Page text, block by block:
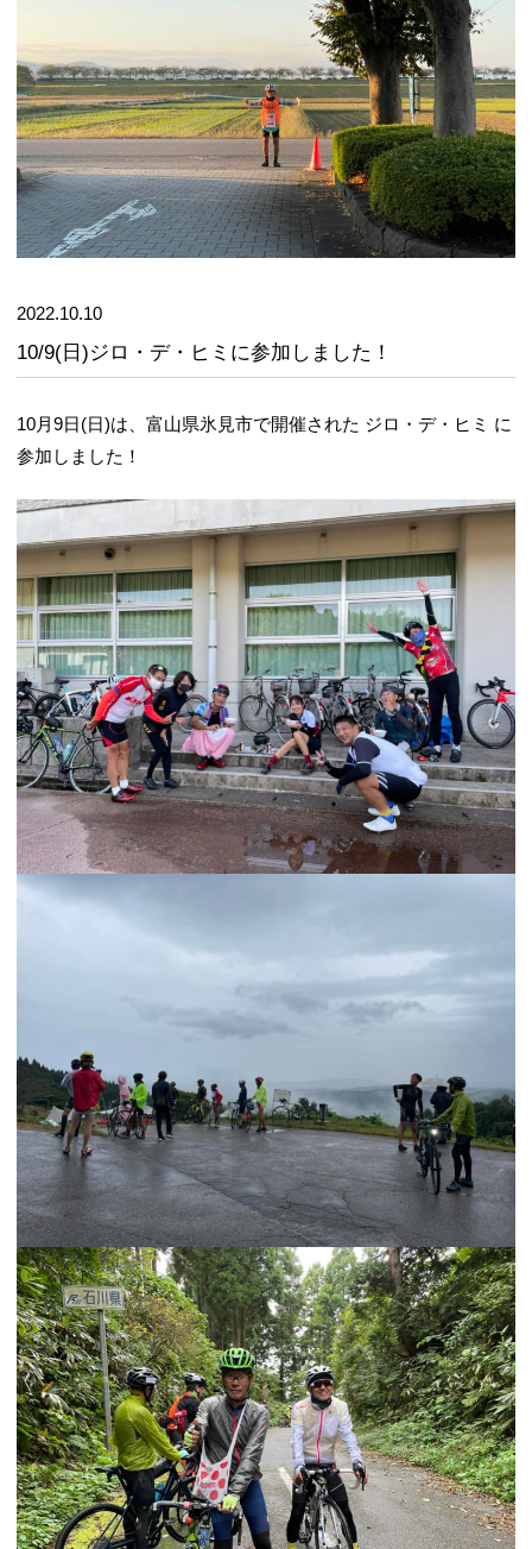
2022.10.10
10/9(日)ジロ・デ・ヒミに参加しました！
10月9日(日)は、富山県氷見市で開催された ジロ・デ・ヒミ に
参加しました！